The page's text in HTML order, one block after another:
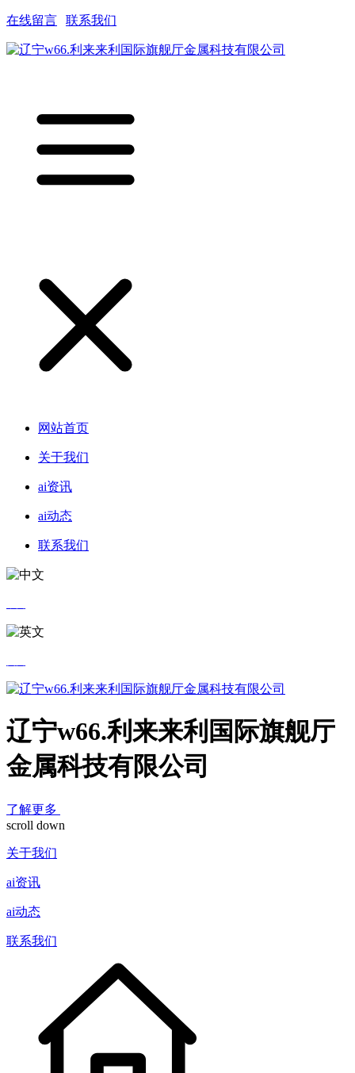
在线留言 联系我们
网站首页
关于我们
ai资讯
ai动态
联系我们
辽宁w66.利来来利国际旗舰厅
金属科技有限公司
了解更多
scroll down
关于我们
ai资讯
ai动态
联系我们